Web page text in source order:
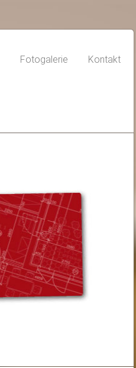
Fotogalerie Kontakt